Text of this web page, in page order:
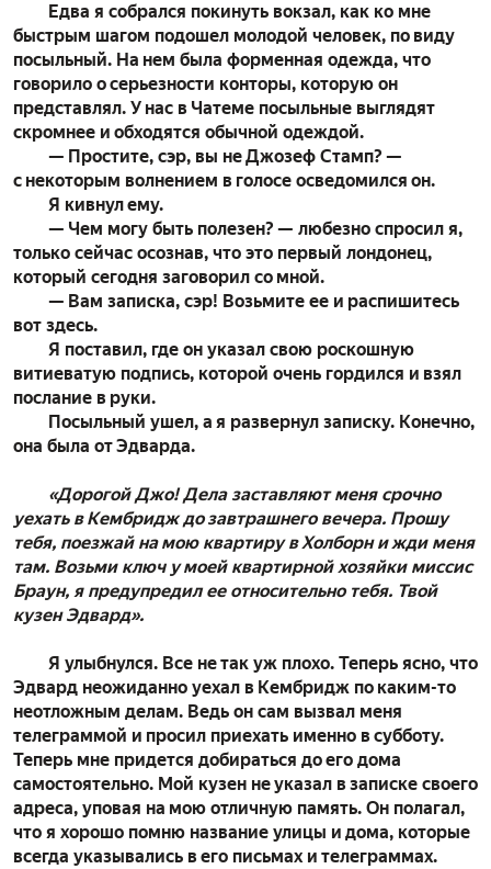
Едва я собрался покинуть вокзал, как ко мне
быстрым шагом подошел молодой человек, по виду
посыльный. На нем была форменная одежда, что
говорило о серьезности конторы, которую он
представлял. У нас в Чатеме посыльные выглядят
скромнее и обходятся обычной одеждой.
— Простите, сэр, вы не Джозеф Стамп? —
с некоторым волнением в голосе осведомился он.
Я кивнул ему.
— Чем могу быть полезен? — любезно спросил я,
только сейчас осознав, что это первый лондонец,
который сегодня заговорил со мной.
— Вам записка, сэр! Возьмите ее и распишитесь
вот здесь.
Я поставил, где он указал свою роскошную
витиеватую подпись, которой очень гордился и взял
послание в руки.
Посыльный ушел, а я развернул записку. Конечно,
она была от Эдварда.
«Дорогой Джо! Дела заставляют меня срочно
уехать в Кембридж до завтрашнего вечера. Прошу
тебя, поезжай на мою квартиру в Холборн и жди меня
там. Возьми ключ у моей квартирной хозяйки миссис
Браун, я предупредил ее относительно тебя. Твой
кузен Эдвард».
Я улыбнулся. Все не так уж плохо. Теперь ясно, что
Эдвард неожиданно уехал в Кембридж по каким-то
неотложным делам. Ведь он сам вызвал меня
телеграммой и просил приехать именно в субботу.
Теперь мне придется добираться до его дома
самостоятельно. Мой кузен не указал в записке своего
адреса, уповая на мою отличную память. Он полагал,
что я хорошо помню название улицы и дома, которые
всегда указывались в его письмах и телеграммах.